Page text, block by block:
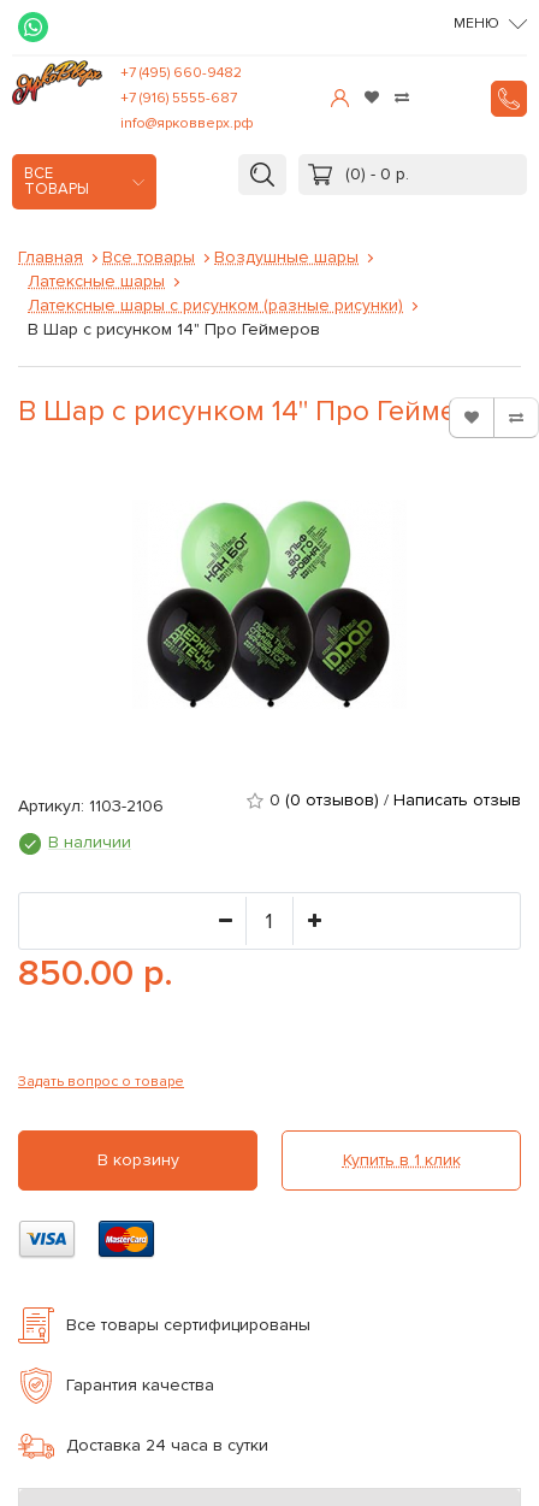
МЕНЮ
+7 (495) 660-9482
+7 (916) 5555-687
info@ярковверх.рф
ВСЕ
ТОВАРЫ
(0) - 0 р.
Главная Все товары
Воздушные шары
Латексные шары
Латексные шары с рисунком (разные рисунки)
B Шар с рисунком 14" Про Геймеров
B Шар с рисунком 14" Про Геймеров
Артикул: 1103-2106 0 (0 отзывов) / Написать отзыв
В наличии
850.00 р.
Задать вопрос о товаре
В корзину Купить в 1 клик
Все товары сертифицированы
Гарантия качества
Доставка 24 часа в сутки